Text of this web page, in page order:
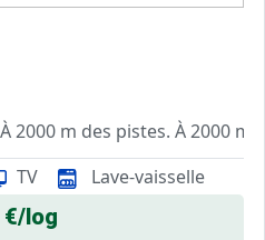
2000 m des pistes. À 2000
de qualité, de 40 m² avec
TV Lave-vaisselle
/log